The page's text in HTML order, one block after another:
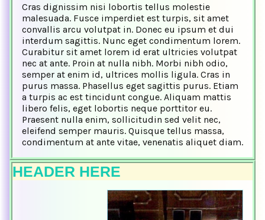
Cras dignissim nisi lobortis tellus molestie
malesuada. Fusce imperdiet est turpis, sit amet
convallis arcu volutpat in. Donec eu ipsum et dui
interdum sagittis. Nunc eget condimentum lorem.
Curabitur sit amet lorem id erat ultricies volutpat
nec at ante. Proin at nulla nibh. Morbi nibh odio,
semper at enim id, ultrices mollis ligula. Cras in
purus massa. Phasellus eget sagittis purus. Etiam
a turpis ac est tincidunt congue. Aliquam mattis
libero felis, eget lobortis neque porttitor eu.
Praesent nulla enim, sollicitudin sed velit nec,
eleifend semper mauris. Quisque tellus massa,
condimentum at ante vitae, venenatis aliquet diam.
HEADER HERE